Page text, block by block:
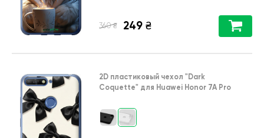
360 ₴ 249 ₴
2D пластиковый чехол "Dark
Coquette" для Huawei Honor 7A Pro